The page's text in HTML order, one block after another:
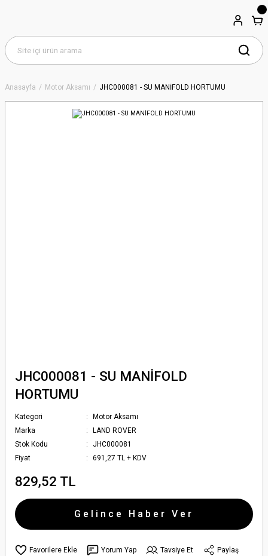
Anasayfa Motor Aksamı JHC000081 - SU MANİFOLD HORTUMU
JHC000081 - SU MANİFOLD
HORTUMU
Kategori
Motor Aksamı
Marka
LAND ROVER
Stok Kodu
JHC000081
Fiyat
691,27 TL + KDV
829,52 TL
Gelince Haber Ver
Yorum Yap Tavsiye Et
Paylaş